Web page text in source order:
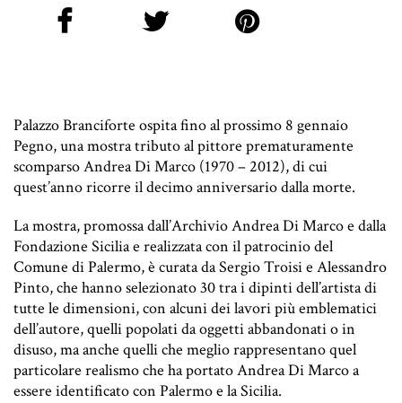
Palazzo Branciforte ospita fino al prossimo 8 gennaio
Pegno, una mostra tributo al pittore prematuramente
scomparso Andrea Di Marco (1970 – 2012), di cui
quest’anno ricorre il decimo anniversario dalla morte.
La mostra,promossa dall’Archivio Andrea Di Marco e dalla
Fondazione Sicilia e realizzata con il patrocinio del
Comune di Palermo, è curata da Sergio Troisi e Alessandro
Pinto, che hanno selezionato 30 tra i dipinti dell’artista di
tutte le dimensioni, con alcunidei lavori più emblematici
dell’autore, quelli popolati da oggetti abbandonati o in
disuso, ma anche quelli che meglio rappresentano quel
particolare realismo che ha portato Andrea Di Marco a
essere identificato con Palermo e la Sicilia.